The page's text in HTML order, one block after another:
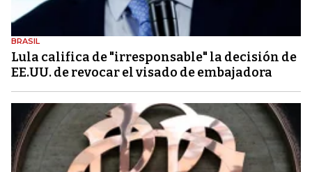
BRASIL
Lula califica de "irresponsable" la decisión de
EE.UU. de revocar el visado de embajadora